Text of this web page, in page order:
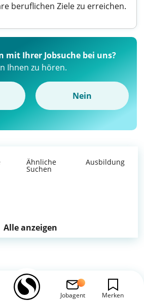
beruflichen Ziele zu erreichen.
Jobagent Merken
mit Ihrer Jobsuche bei uns?
Ihnen zu hören.
Nein
Ähnliche
Suchen
Ausbildung
Alle anzeigen